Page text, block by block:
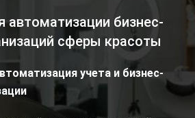
бизнес-
сферы красоты
учета и бизнес-